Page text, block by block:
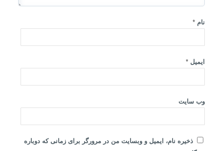
نام *
ایمیل *
وب‌ سایت
ذخیره نام، ایمیل و وبسایت من در مرورگر برای زمانی که دوباره